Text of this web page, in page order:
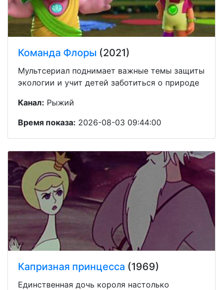
Команда Флоры (2021)
Мультсериал поднимает важные темы защиты
экологии и учит детей заботиться о природе
Канал: Рыжий
Время показа: 2026-08-03 09:44:00
Капризная принцесса (1969)
Единственная дочь короля настолько